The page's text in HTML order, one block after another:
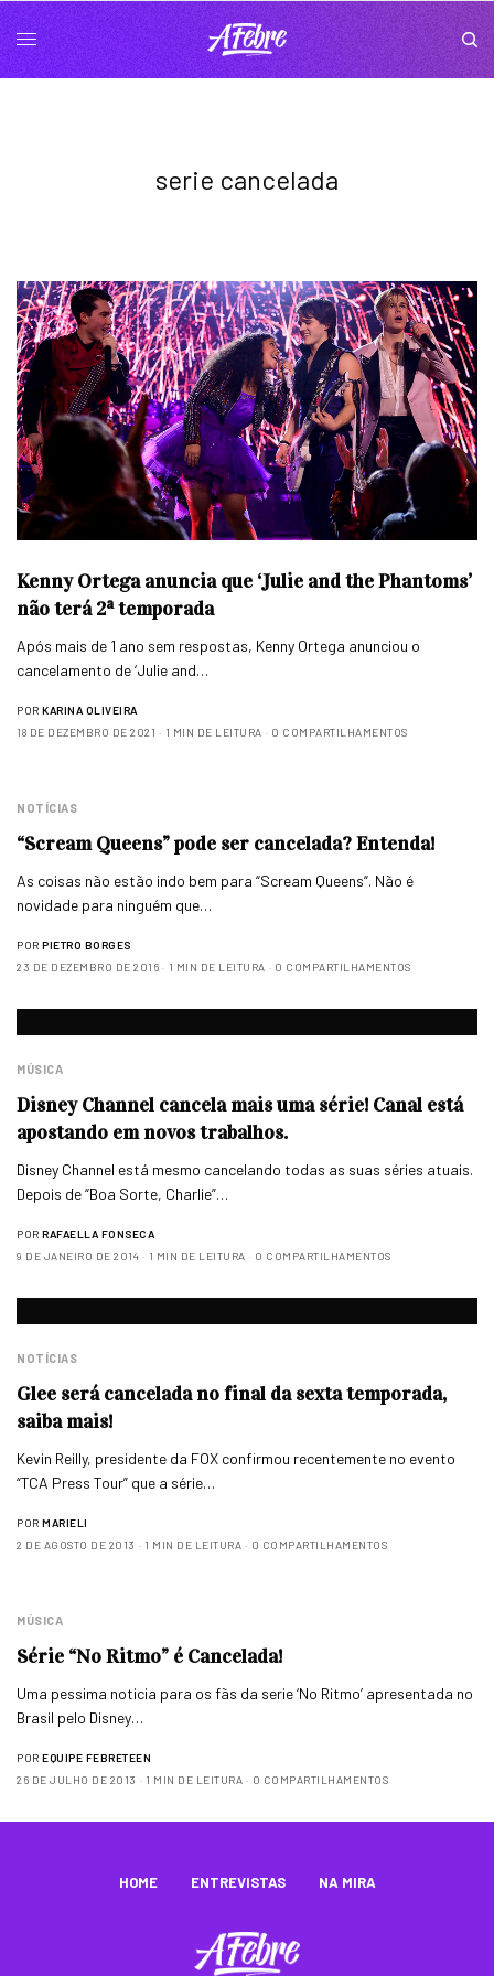
serie cancelada
Kenny Ortega anuncia que ‘Julie and the Phantoms’
não terá 2ª temporada
Após mais de 1 ano sem respostas, Kenny Ortega anunciou o
cancelamento de ‘Julie and…
POR KARINA OLIVEIRA
18 DE DEZEMBRO DE 2021
1 MIN DE LEITURA 0 COMPARTILHAMENTOS
NOTÍCIAS
“Scream Queens” pode ser cancelada? Entenda!
As coisas não estão indo bem para “Scream Queens“. Não é
novidade para ninguém que…
POR PIETRO BORGES
23 DE DEZEMBRO DE 2016
1 MIN DE LEITURA 0 COMPARTILHAMENTOS
MÚSICA
Disney Channel cancela mais uma série! Canal está
apostando em novos trabalhos.
Disney Channel está mesmo cancelando todas as suas séries atuais.
Depois de “Boa Sorte, Charlie”…
POR RAFAELLA FONSECA
9 DE JANEIRO DE 2014
1 MIN DE LEITURA 0 COMPARTILHAMENTOS
NOTÍCIAS
Glee será cancelada no final da sexta temporada,
saiba mais!
Kevin Reilly, presidente da FOX confirmou recentemente no evento
“TCA Press Tour” que a série…
POR MARIELI
2 DE AGOSTO DE 2013
1 MIN DE LEITURA 0 COMPARTILHAMENTOS
MÚSICA
Série “No Ritmo” é Cancelada!
Uma pessima noticia para os fãs da serie ‘No Ritmo’ apresentada no
Brasil pelo Disney…
POR EQUIPE FEBRETEEN
26 DE JULHO DE 2013
1 MIN DE LEITURA 0 COMPARTILHAMENTOS
HOME ENTREVISTAS NA MIRA